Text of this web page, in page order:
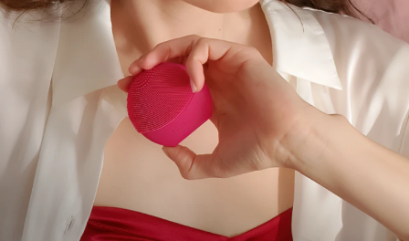
我的訂閱
issa™ Teeth Whitening Set
FAQ™ Dual LED Panel
熱門產品
發貨國家
美國 預計送達日期09/08/2026
英國 預計送達日期 08/08/2026
西班牙 08/08/2026
澳洲 預計送達日期 11/08/2026